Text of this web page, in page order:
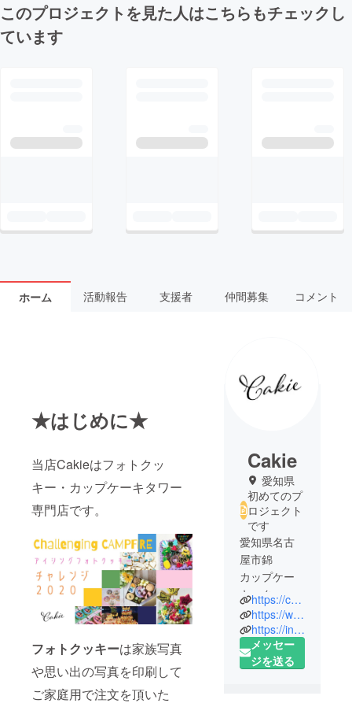
このプロジェクトを見た人はこちらもチェックし
ています
ホーム 活動報告 支援者 仲間募集 コメント
★はじめに★
当店Cakieはフォトクッ
キー・カップケーキタワー
専門店です。
フォトクッキーは家族写真
や思い出の写真を印刷して
ご家庭用で注文を頂いた
Cakie
愛知県
初めてのプ
ロジェクト
です
愛知県名古
屋市錦
カップケー
キ・クッ
キー専門店
Cakieです。
アイシング
クッキーや
https://cakie.jp
https://www.facebook.com/cakieinc-110560360655007/
https://instagram.com/cakie.inc
メッセー
ジを送る